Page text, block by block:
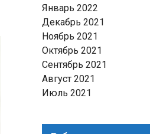
Январь 2022
Декабрь 2021
Ноябрь 2021
Октябрь 2021
Сентябрь 2021
Август 2021
Июль 2021